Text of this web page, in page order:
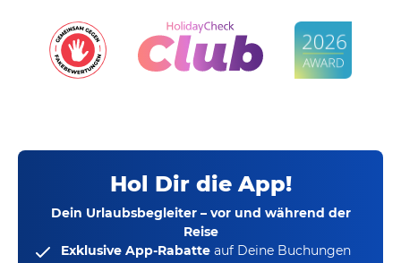
Hol Dir die App!
Dein Urlaubsbegleiter – vor und während der
Reise
Exklusive App-Rabatte auf Deine Buchungen